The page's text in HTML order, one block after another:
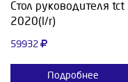
Стол руководителя tct
2020(l/r)
59932
Подробнее